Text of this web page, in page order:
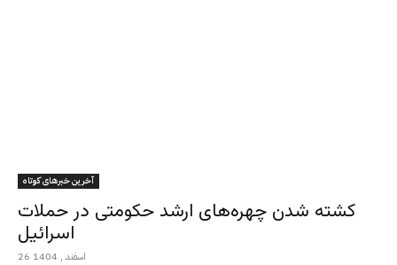
آخرین خبرهای کوتاه
کشته شدن چهره‌های ارشد حکومتی در حملات
اسرائیل
26 اسفند , 1404